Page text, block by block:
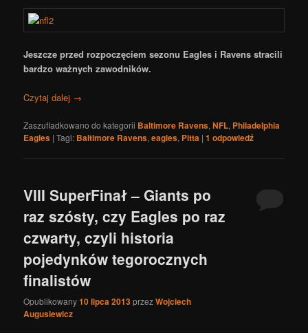
Jeszcze przed rozpoczęciem sezonu Eagles i Ravens stracili
bardzo ważnych zawodników.
Czytaj dalej →
Zaszufladkowano do kategorii Baltimore Ravens,NFL, Philadelphia
Eagles |Tagi: Baltimore Ravens,eagles, Pitta |1 odpowiedź
VIII SuperFinał – Giants po
raz szósty, czy Eagles po raz
czwarty, czyli historia
pojedynków tegorocznych
finalistów
Opublikowany10 lipca 2013przezWojciech
Augusiewicz